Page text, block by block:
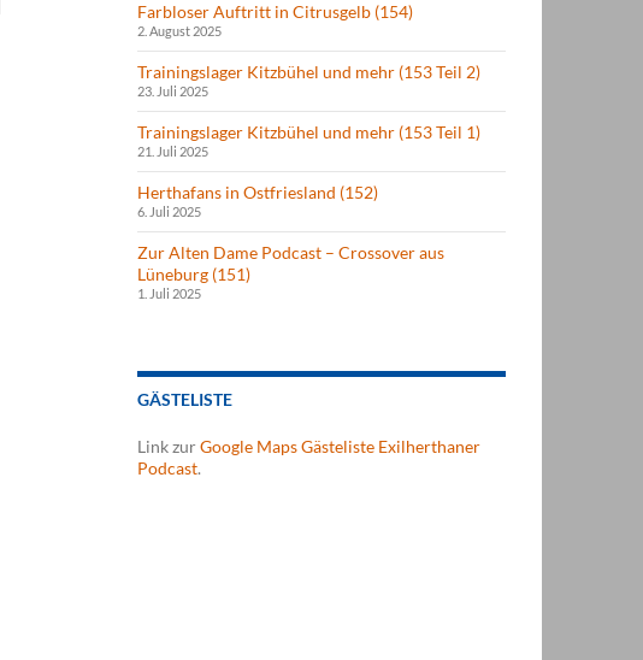
Farbloser Auftritt in Citrusgelb (154)
2. August 2025
Trainingslager Kitzbühel und mehr (153 Teil 2)
23. Juli 2025
Trainingslager Kitzbühel und mehr (153 Teil 1)
21. Juli 2025
Herthafans in Ostfriesland (152)
6. Juli 2025
Zur Alten Dame Podcast – Crossover aus
Lüneburg (151)
1. Juli 2025
GÄSTELISTE
Link zurGoogle Maps Gästeliste Exilherthaner
Podcast.